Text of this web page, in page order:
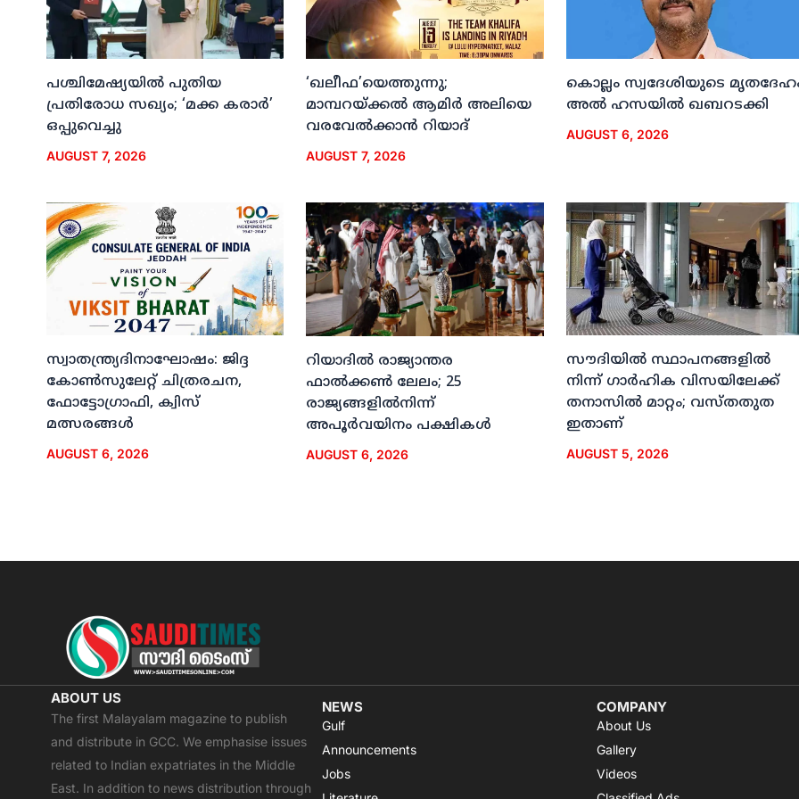
പശ്ചിമേഷ്യയില്‍ പുതിയ
പ്രതിരോധ സഖ്യം; ‘മക്ക കരാര്‍’
ഒപ്പുവെച്ചു
AUGUST 7, 2026
‘ഖലീഫ’യെത്തുന്നു;
മാമ്പറയ്ക്കല്‍ ആമിര്‍ അലിയെ
വരവേല്‍ക്കാന്‍ റിയാദ്
AUGUST 7, 2026
കൊല്ലം സ്വദേശിയുടെ
അല്‍ ഹസയില്‍ ഖബറടക്കി
AUGUST 6, 2026
സ്വാതന്ത്ര്യദിനാഘോഷം: ജിദ്ദ
കോണ്‍സുലേറ്റ് ചിത്രരചന,
ഫോട്ടോഗ്രാഫി, ക്വിസ്
മത്സരങ്ങള്‍
AUGUST 6, 2026
റിയാദില്‍ രാജ്യാന്തര
ഫാല്‍ക്കണ്‍ ലേലം; 25
രാജ്യങ്ങളില്‍നിന്ന്
അപൂര്‍വയിനം പക്ഷികള്‍
AUGUST 6, 2026
സൗദിയില്‍ സ്ഥാപനങ്ങളില്‍
നിന്ന് ഗാര്‍ഹിക വിസയിലേക്ക്
തനാസില്‍ മാറ്റം; വസ്തതുത
ഇതാണ്
AUGUST 5, 2026
ABOUT US
The first Malayalam magazine to publish
and distribute in GCC. We emphasise issues
related to Indian expatriates in the Middle
East. In addition to news distribution through
NEWS
Gulf
Announcements
Jobs
COMPANY
About Us
Gallery
Videos